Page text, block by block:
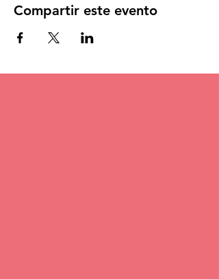
Compartir este evento